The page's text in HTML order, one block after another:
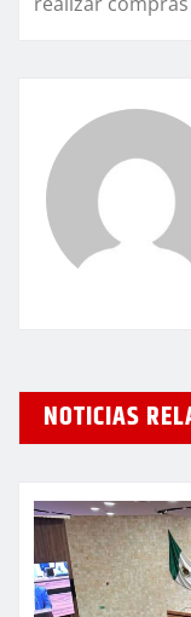
NOTICIAS